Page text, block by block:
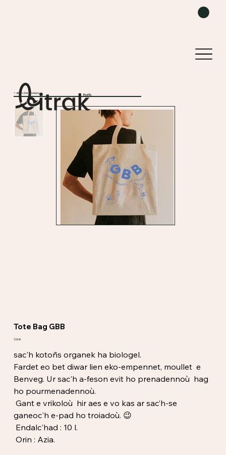
< distro d'ar produioù
Tote Bag GBB
Price
7,00 €
sac'h kotoñs organek ha biologel.
Fardet eo bet diwar lien eko-empennet, moullet e
Benveg. Ur sac'h a-feson evit ho prenadennoù hag
ho pourmenadennoù.
Gant e vrikoloù hir aes e vo kas ar sac’h-se
ganeoc'h e-pad ho troiadoù. 😉
Endalc'had : 10 l.
Orin : Azia.